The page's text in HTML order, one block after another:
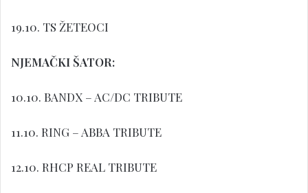
19.10. TS ŽETEOCI
NJEMAČKI ŠATOR:
10.10. BANDX – AC/DC TRIBUTE
11.10. RING – ABBA TRIBUTE
12.10. RHCP REAL TRIBUTE